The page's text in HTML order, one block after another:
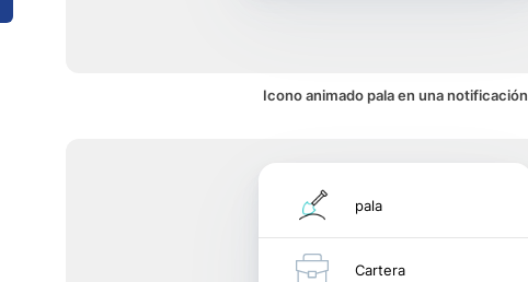
Icono animado pala en una notificación
pala
Cartera